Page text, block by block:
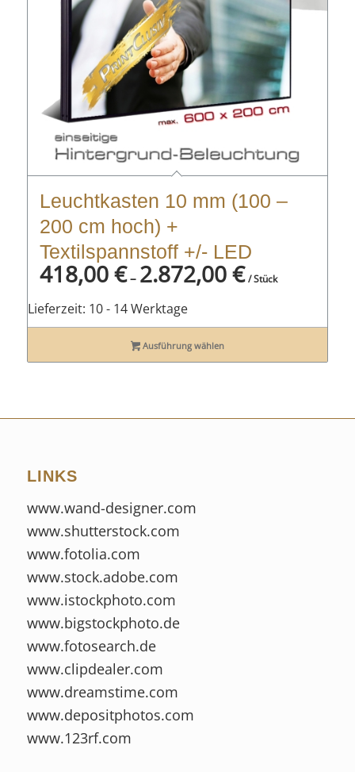
Leuchtkasten 10 mm (100 –
200 cm hoch) +
Textilspannstoff +/- LED
418,00€– 2.872,00€ / Stück
Lieferzeit: 10 - 14 Werktage
Ausführung wählen
LINKS
www.wand-designer.com
www.shutterstock.com
www.fotolia.com
www.stock.adobe.com
www.istockphoto.com
www.bigstockphoto.de
www.fotosearch.de
www.clipdealer.com
www.dreamstime.com
www.depositphotos.com
www.123rf.com